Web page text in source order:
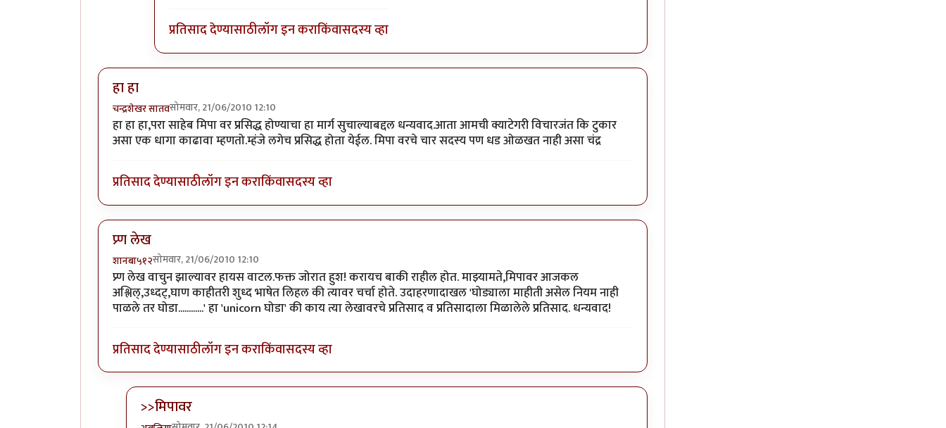
प्रतिसाद देण्यासाठीलॉग इन कराकिंवासदस्य व्हा
हा हा
चन्द्रशेखर सातवसोमवार, 21/06/2010 12:10
हा हा हा,परा साहेब मिपा वर प्रसिद्ध होण्याचा हा मार्ग सुचाल्याबद्दल धन्यवाद.आता आमची क्याटेगरी विचारजंत कि टुकार
असा एक धागा काढावा म्हणतो.म्हंजे लगेच प्रसिद्ध होता येईल. मिपा वरचे चार सदस्य पण धड ओळखत नाही असा चंद्र
प्रतिसाद देण्यासाठीलॉग इन कराकिंवासदस्य व्हा
प्र्ण लेख
शानबा५१२सोमवार, 21/06/2010 12:10
प्र्ण लेख वाचुन झाल्यावर हायस वाटल.फक्त जोरात हुश! करायच बाकी राहील होत. माझ्यामते,मिपावर आजकल
अश्लिल्,उध्दट्,घाण काहीतरी शुध्द भाषेत लिहल की त्यावर चर्चा होते. उदाहरणादाखल 'घोड्याला माहीती असेल नियम नाही
पाळले तर घोडा............' हा 'unicorn घोडा' की काय त्या लेखावरचे प्रतिसाद व प्रतिसादाला मिळालेले प्रतिसाद. धन्यवाद!
प्रतिसाद देण्यासाठीलॉग इन कराकिंवासदस्य व्हा
>>मिपावर